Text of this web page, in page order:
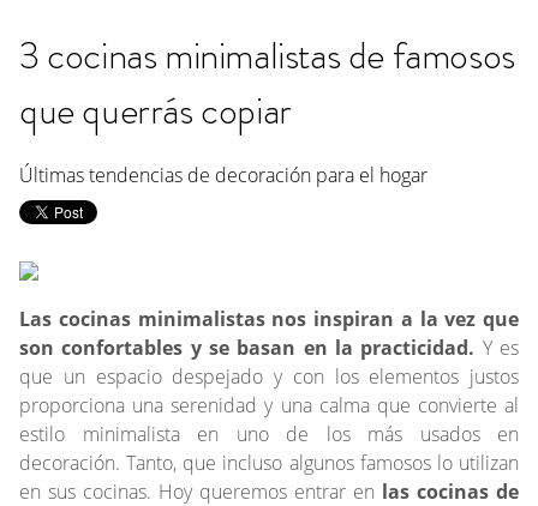
3 cocinas minimalistas de famosos
que querrás copiar
Últimas tendencias de decoración para el hogar
Las cocinas minimalistas nos inspiran a la vez que
son confortables y se basan en la practicidad. Y es
que un espacio despejado y con los elementos justos
proporciona una serenidad y una calma que convierte al
estilo minimalista en uno de los más usados en
decoración. Tanto, que incluso algunos famosos lo utilizan
en sus cocinas. Hoy queremos entrar en las cocinas de